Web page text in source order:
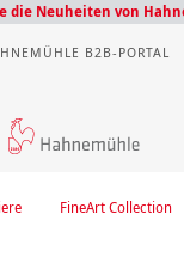
die Neuheiten von
B2B-PORTAL
FineArt Collection